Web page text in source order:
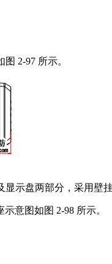
2-97 所示。
显示盘两部分，采用壁
意图如图 2-98 所示。